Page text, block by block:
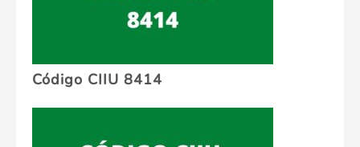
Código CIIU 8414